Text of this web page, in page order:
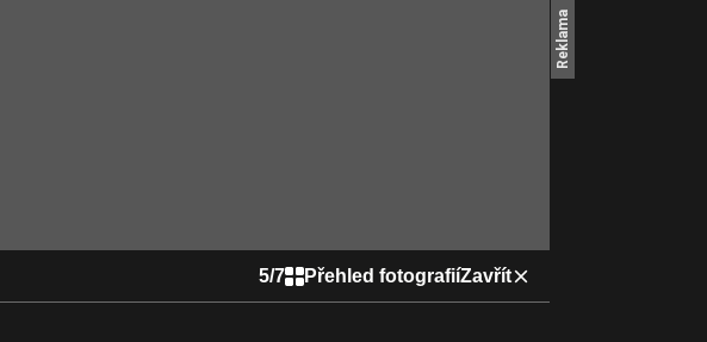
5/7 Přehled fotografiíZavřít